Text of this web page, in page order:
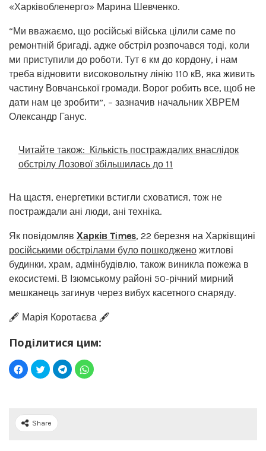
«Харківобленерго» Марина Шевченко.
“Ми вважаємо, що російські війська цілили саме по
ремонтній бригаді, адже обстріл розпочався тоді, коли
ми приступили до роботи. Тут 6 км до кордону, і нам
треба відновити високовольтну лінію 110 кВ, яка живить
частину Вовчанської громади. Ворог робить все, щоб не
дати нам це зробити”, – зазначив начальник ХВРЕМ
Олександр Ганус.
Читайте також: Кількість постраждалих внаслідок
обстрілу Лозової збільшилась до 11
На щастя, енергетики встигли сховатися, тож не
постраждали ані люди, ані техніка.
Як повідомляв Харків Times, 22 березня на Харківщині
російськими обстрілами було пошкоджено житлові
будинки, храм, адмінбудівлю, також виникла пожежа в
екосистемі. В Ізюмському районі 50-річний мирний
мешканець загинув через вибух касетного снаряду.
🖋️ Марія Коротаєва 🖋️
Поділитися цим:
Share